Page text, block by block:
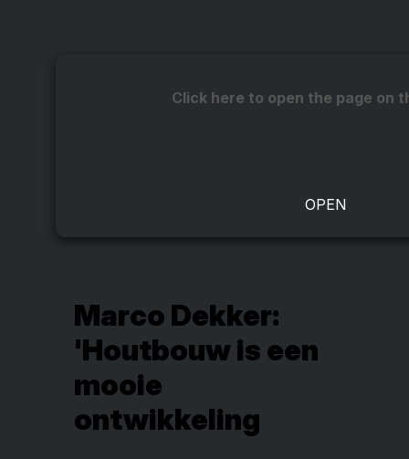
Click here to open the page on
Marco Dekker:
'Houtbouw is een
mooie
ontwikkeling